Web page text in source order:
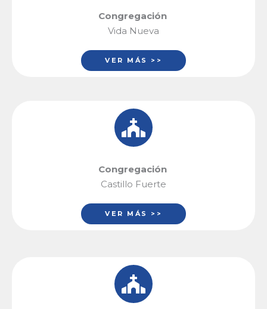
Congregación
Vida Nueva
VER MÁS >>
Congregación
Castillo Fuerte
VER MÁS >>